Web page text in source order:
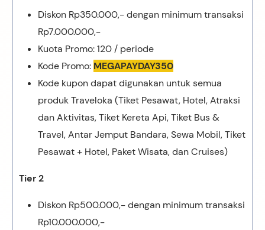
Diskon Rp350.000,- dengan minimum transaksi
Rp7.000.000,-
Kuota Promo: 120 / periode
Kode Promo: MEGAPAYDAY350
Kode kupon dapat digunakan untuk semua
produk Traveloka (Tiket Pesawat, Hotel, Atraksi
dan Aktivitas, Tiket Kereta Api, Tiket Bus &
Travel, Antar Jemput Bandara, Sewa Mobil, Tiket
Pesawat + Hotel, Paket Wisata, dan Cruises)
Tier 2
Diskon Rp500.000,- dengan minimum transaksi
Rp10.000.000,-